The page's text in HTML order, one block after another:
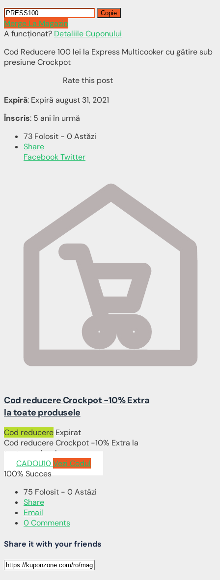
Copie
Merge La Magazin
A funcționat? Detaliile Cuponului
Cod Reducere 100 lei la Express Multicooker cu gătire sub
presiune Crockpot
Rate this post
Expiră: Expiră august 31, 2021
Înscris: 5 ani în urmă
73 Folosit - 0 Astăzi
Share
FacebookTwitter
Cod reducere Crockpot -10% Extra
la toate produsele
Cod reducere Expirat
Cod reducere Crockpot -10% Extra la
toate produsele
CADOU10Vezi Codul
100% Succes
75 Folosit - 0 Astăzi
Share
Email
0 Comments
Share it with your friends